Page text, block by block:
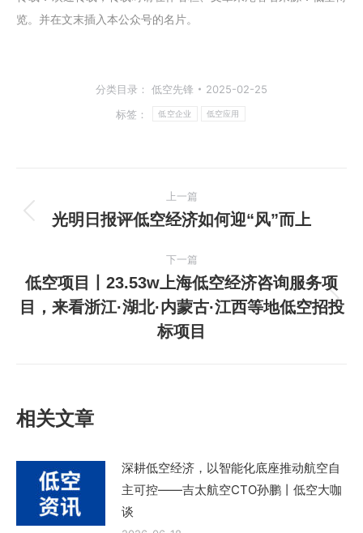
览。 并在文末插入本公众号的名片。
分类目录： 低空先锋
2025-02-25
标签：
低空企业 低空应用
章
航
上一篇
上
篇
文
章：
光明日报评低空经济如何迎“风”而上
下一篇
下
一
低空项目丨23.53w上海低空经济咨询服务项
目，来看浙江·湖北·内蒙古·江西等地低空招投
标项目
相关文章
深耕低空经济，以智能化底座推动航空自
主可控——吉太航空CTO孙鹏丨低空大咖
谈